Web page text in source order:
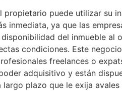
propietario puede utilizar su
inmediata, ya que las
del inmueble al
condiciones. Este
freelances o
adquisitivo y están
plazo que le exija avales